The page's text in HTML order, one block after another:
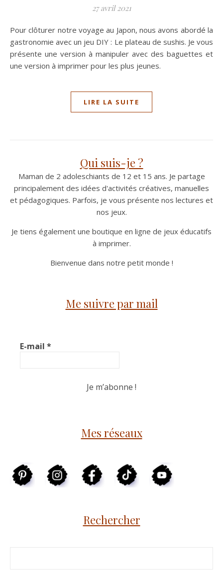
27 avril 2021
Pour clôturer notre voyage au Japon, nous avons abordé la
gastronomie avec un jeu DIY : Le plateau de sushis. Je vous
présente une version à manipuler avec des baguettes et
une version à imprimer pour les plus jeunes.
LIRE LA SUITE
Qui suis-je ?
Maman de 2 adoleschiants de 12 et 15 ans. Je partage
principalement des idées d'activités créatives, manuelles
et pédagogiques. Parfois, je vous présente nos lectures et
nos jeux.
Je tiens également une boutique en ligne de jeux éducatifs
à imprimer.
Bienvenue dans notre petit monde !
Me suivre par mail
E-mail *
Mes réseaux
Rechercher